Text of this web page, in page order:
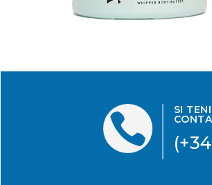
 SI